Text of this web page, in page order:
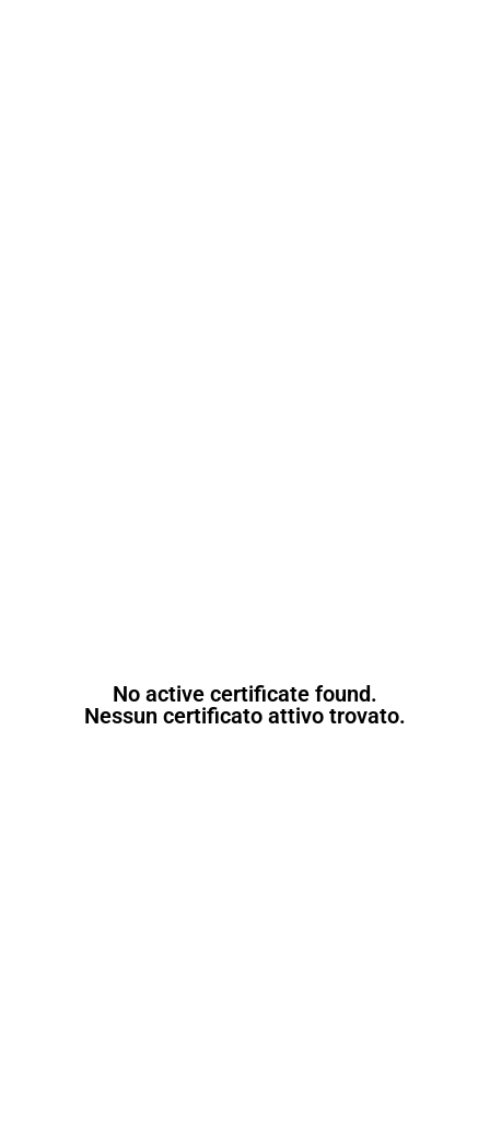
No active certificate found.
Nessun certificato attivo trovato.